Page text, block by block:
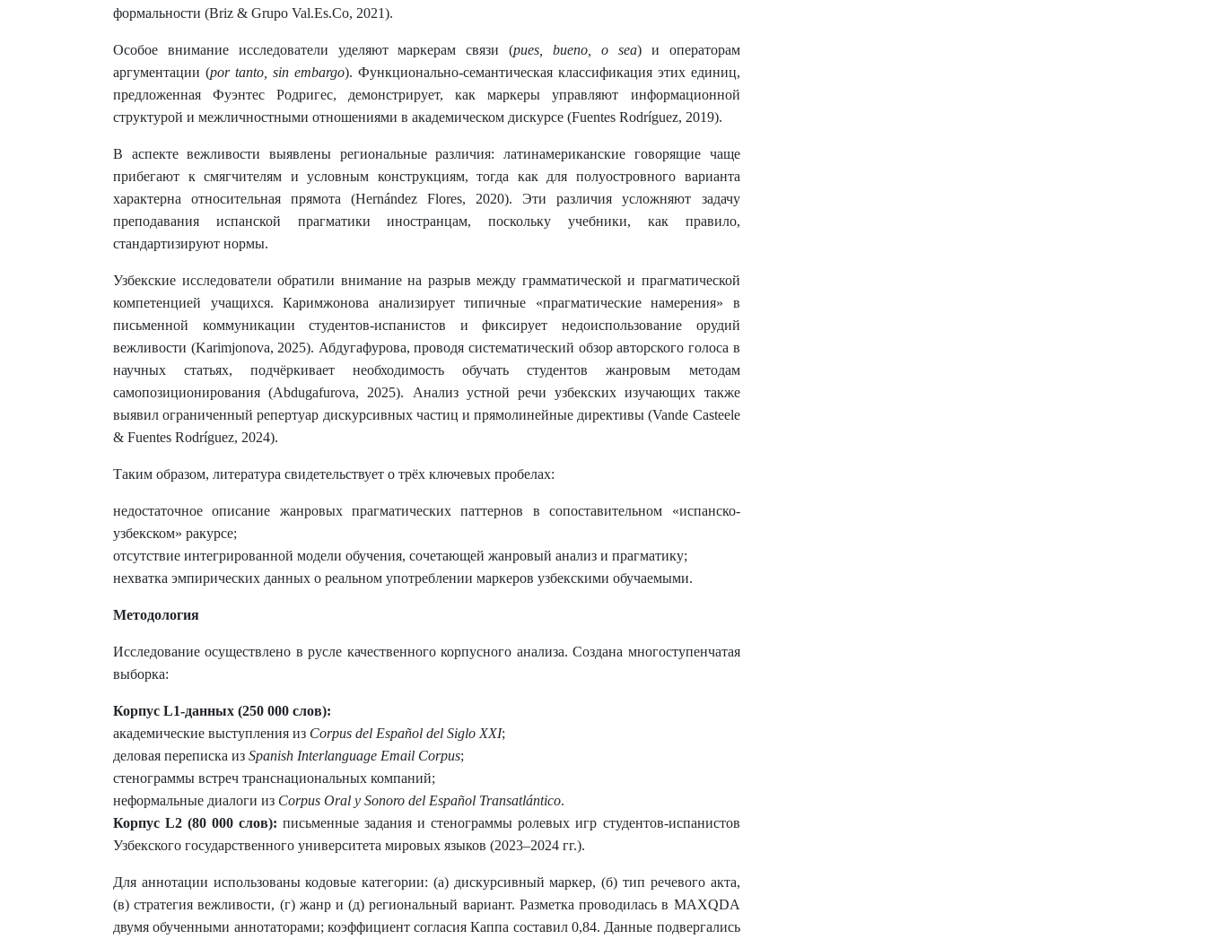
формальности (Briz & Grupo Val.Es.Co, 2021).
Особое внимание исследователи уделяют маркерам связи (pues, bueno, o sea) и операторам
аргументации (por tanto, sin embargo). Функционально-семантическая классификация этих единиц,
предложенная Фуэнтес Родригес, демонстрирует, как маркеры управляют информационной
структурой и межличностными отношениями в академическом дискурсе (Fuentes Rodríguez, 2019).
В аспекте вежливости выявлены региональные различия: латинамериканские говорящие чаще
прибегают к смягчителям и условным конструкциям, тогда как для полуостровного варианта
характерна относительная прямота (Hernández Flores, 2020). Эти различия усложняют задачу
преподавания испанской прагматики иностранцам, поскольку учебники, как правило,
стандартизируют нормы.
Узбекские исследователи обратили внимание на разрыв между грамматической и прагматической
компетенцией учащихся. Каримжонова анализирует типичные «прагматические намерения» в
письменной коммуникации студентов-испанистов и фиксирует недоиспользование орудий
вежливости (Karimjonova, 2025). Абдугафурова, проводя систематический обзор авторского голоса в
научных статьях, подчёркивает необходимость обучать студентов жанровым методам
самопозиционирования (Abdugafurova, 2025). Анализ устной речи узбекских изучающих также
выявил ограниченный репертуар дискурсивных частиц и прямолинейные директивы (Vande Casteele
& Fuentes Rodríguez, 2024).
Таким образом, литература свидетельствует о трёх ключевых пробелах:
недостаточное описание жанровых прагматических паттернов в сопоставительном «испанско-
узбекском» ракурсе;
отсутствие интегрированной модели обучения, сочетающей жанровый анализ и прагматику;
нехватка эмпирических данных о реальном употреблении маркеров узбекскими обучаемыми.
Методология
Исследование осуществлено в русле качественного корпусного анализа. Создана многоступенчатая
выборка:
Корпус L1-данных (250 000 слов):
академические выступления из Corpus del Español del Siglo XXI;
деловая переписка из Spanish Interlanguage Email Corpus;
стенограммы встреч транснациональных компаний;
неформальные диалоги из Corpus Oral y Sonoro del Español Transatlántico.
Корпус L2 (80 000 слов): письменные задания и стенограммы ролевых игр студентов-испанистов
Узбекского государственного университета мировых языков (2023–2024 гг.).
Для аннотации использованы кодовые категории: (а) дискурсивный маркер, (б) тип речевого акта,
(в) стратегия вежливости, (г) жанр и (д) региональный вариант. Разметка проводилась в MAXQDA
двумя обученными аннотаторами; коэффициент согласия Каппа составил 0,84. Данные подвергались